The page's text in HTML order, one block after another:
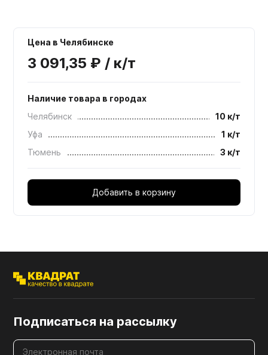
Цена в Челябинске
3 091,35 ₽ / к/т
Наличие товара в городах
Челябинск
10 к/т
Уфа
1 к/т
Тюмень
3 к/т
Добавить в корзину
Подписаться на рассылку